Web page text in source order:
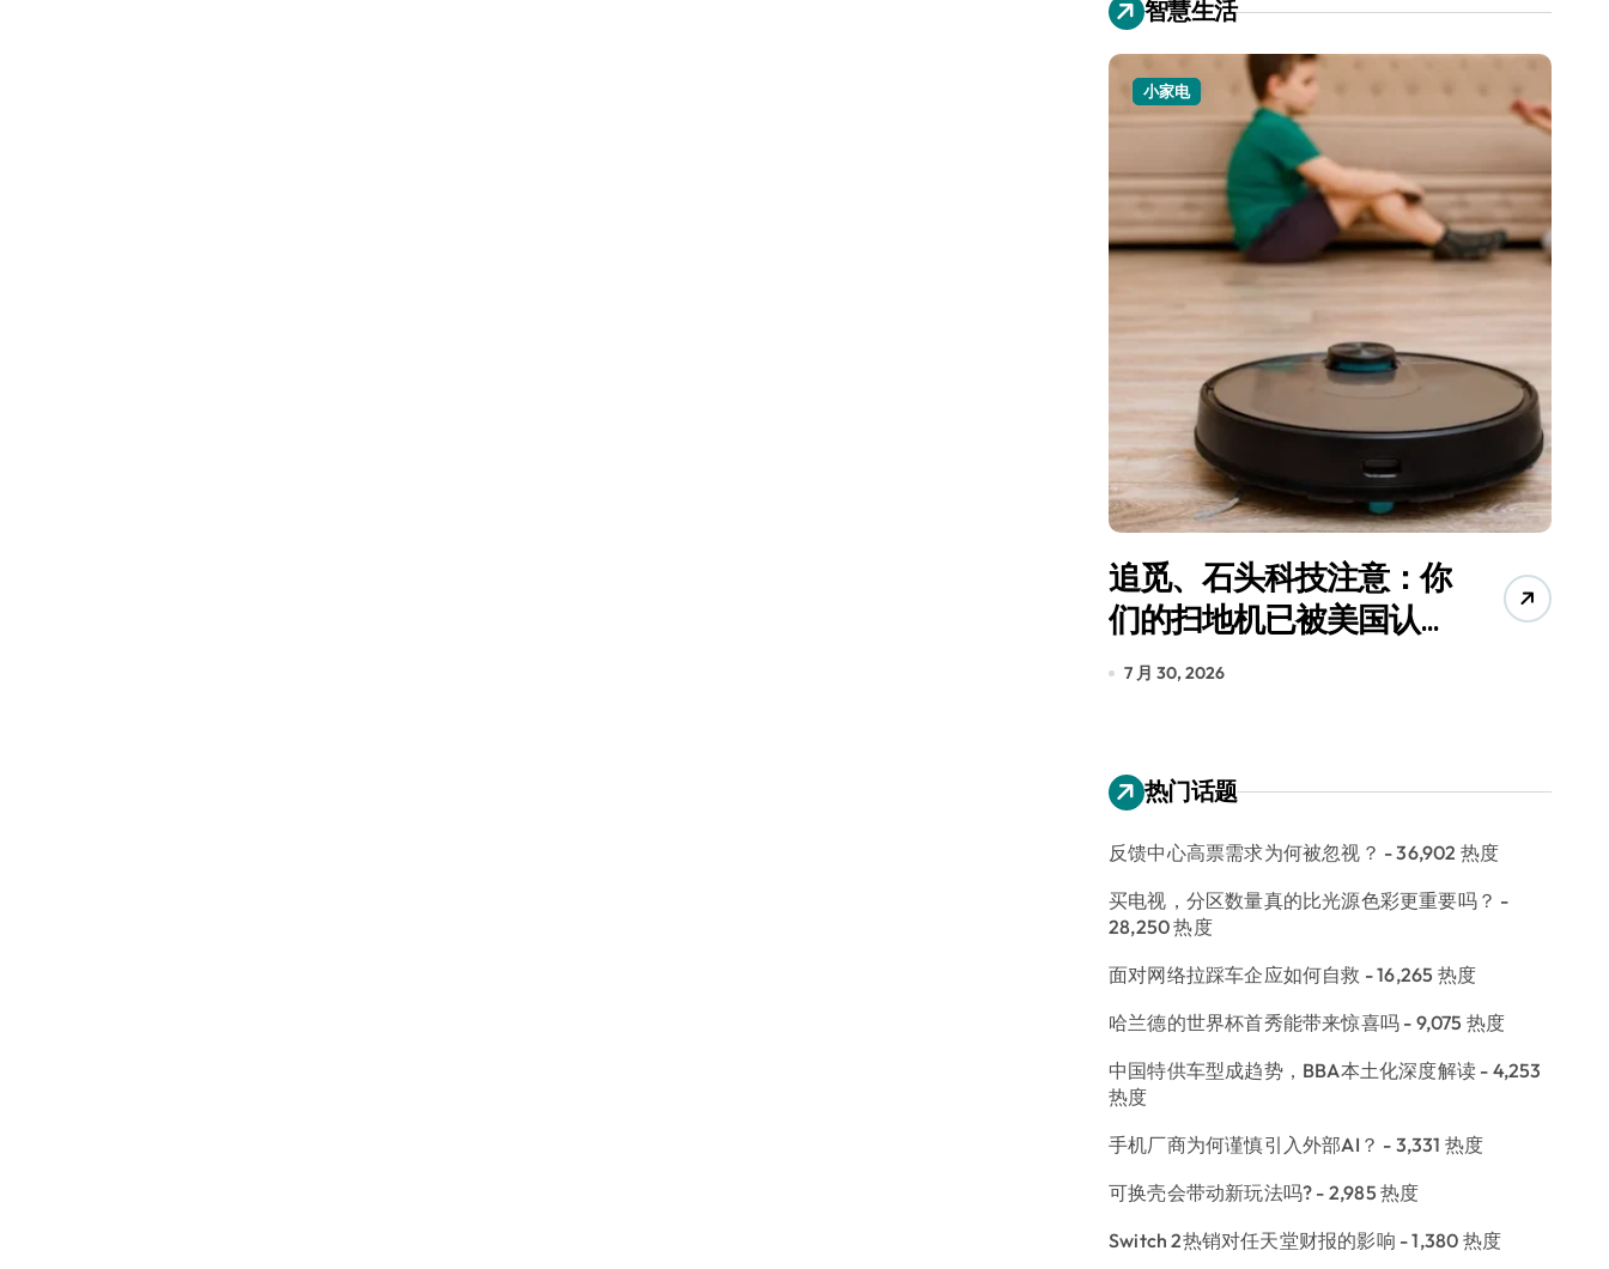
智慧生活
小家电
追觅、石头科技注意：你
们的扫地机已被美国认定
为“战略武器”
7 月 30, 2026
热门话题
反馈中心高票需求为何被忽视？ - 36,902 热度
买电视，分区数量真的比光源色彩更重要吗？ -
28,250 热度
面对网络拉踩车企应如何自救 - 16,265 热度
哈兰德的世界杯首秀能带来惊喜吗 - 9,075 热度
中国特供车型成趋势，BBA本土化深度解读 - 4,253
热度
手机厂商为何谨慎引入外部AI？ - 3,331 热度
可换壳会带动新玩法吗? - 2,985 热度
Switch 2热销对任天堂财报的影响 - 1,380 热度